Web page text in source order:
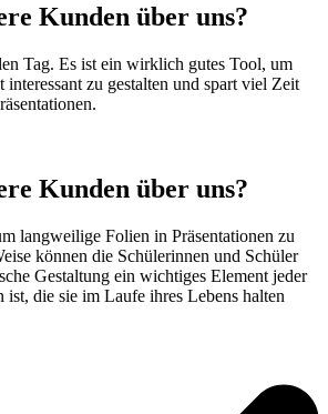
Kunden über uns?
Tag. Es ist ein wirklich gutes Tool, um
zu gestalten und spart viel Zeit
Kunden über uns?
langweilige Folien in Präsentationen zu
können die Schülerinnen und Schüler
Gestaltung ein wichtiges Element jeder
ist, die sie im Laufe ihres Lebens halten